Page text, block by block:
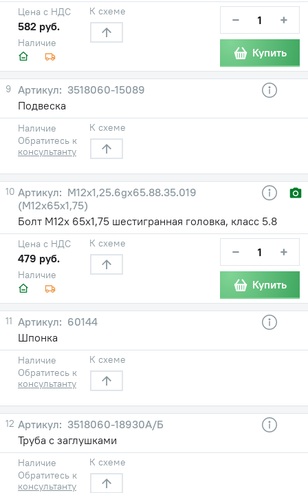
Наличие
Цена с НДС
582 руб.
К схеме − +
Купить
9
3518060-15089
Подвеска
Наличие
Обратитесь к
консультанту
К схеме
10
М12х1,25.6gх65.88.35.019
(М12х65х1,75)
Болт М12х 65х1,75 шестигранная головка, класс 5.8
Наличие
Цена с НДС
479 руб.
К схеме − +
Купить
11
60144
Шпонка
Наличие
Обратитесь к
консультанту
К схеме
12
3518060-18930А/Б
Труба с заглушками
Наличие
Обратитесь к
консультанту
К схеме